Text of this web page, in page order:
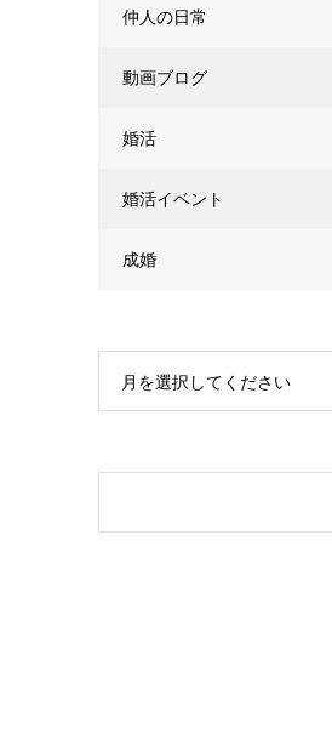
仲人の日常
動画ブログ
婚活
婚活イベント
成婚
月を選択してください